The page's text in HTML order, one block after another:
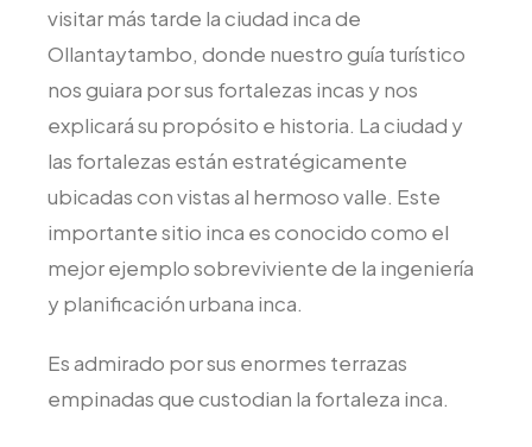
visitar más tarde la ciudad inca de
Ollantaytambo, donde nuestro guía turístico
nos guiara por sus fortalezas incas y nos
explicará su propósito e historia. La ciudad y
las fortalezas están estratégicamente
ubicadas con vistas al hermoso valle. Este
importante sitio inca es conocido como el
mejor ejemplo sobreviviente de la ingeniería
y planificación urbana inca.
Es admirado por sus enormes terrazas
empinadas que custodian la fortaleza inca.